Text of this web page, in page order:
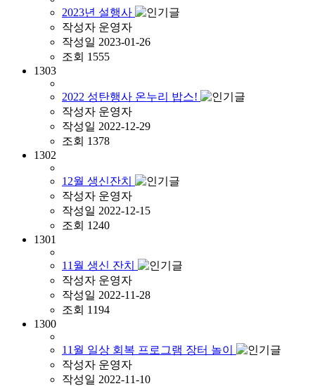
2023년 설행사
작성자 운영자
작성일 2023-01-26
조회 1555
1303
2022 성탄행사 온누리 밥스!
작성자 운영자
작성일 2022-12-29
조회 1378
1302
12월 생신잔치
작성자 운영자
작성일 2022-12-15
조회 1240
1301
11월 생신 잔치
작성자 운영자
작성일 2022-11-28
조회 1194
1300
11월 일상 회복 프로그램 장터 놀이
작성자 운영자
작성일 2022-11-10